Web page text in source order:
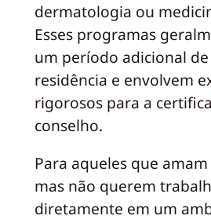
dermatologia ou
Esses programas
um período adicional
residência e envolvem
rigorosos para a
conselho.
Para aqueles que
mas não querem
diretamente em um